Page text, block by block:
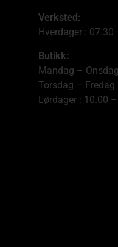
Verksted:
Hverdager : 07.30
Butikk:
Mandag –
Torsdag –
Lørdager : 10.00